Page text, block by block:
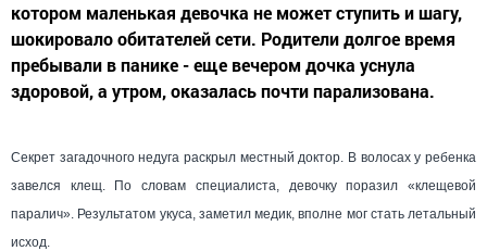
котором маленькая девочка не может ступить и шагу,
шокировало обитателей сети. Родители долгое время
пребывали в панике - еще вечером дочка уснула
здоровой, а утром, оказалась почти парализована.
Секрет загадочного недуга раскрыл местный доктор. В волосах у ребенка
завелся клещ. По словам специалиста, девочку поразил «клещевой
паралич». Результатом укуса, заметил медик, вполне мог стать летальный
исход.